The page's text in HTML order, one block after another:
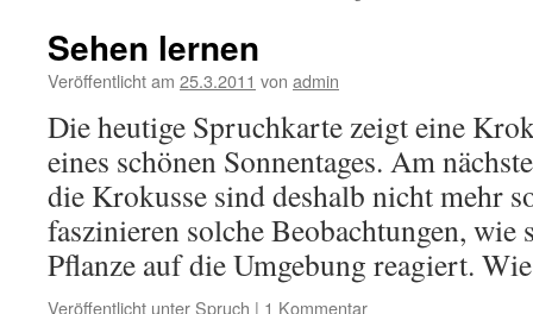
Sehen lernen
Veröffentlicht am 25.3.2011 von admin
Die heutige Spruchkarte zeigt eine
eines schönen Sonnentages. Am
die Krokusse sind deshalb nicht mehr
faszinieren solche Beobachtungen, wie
Pflanze auf die Umgebung reagiert.
Veröffentlicht unter Spruch | 1 Kommentar